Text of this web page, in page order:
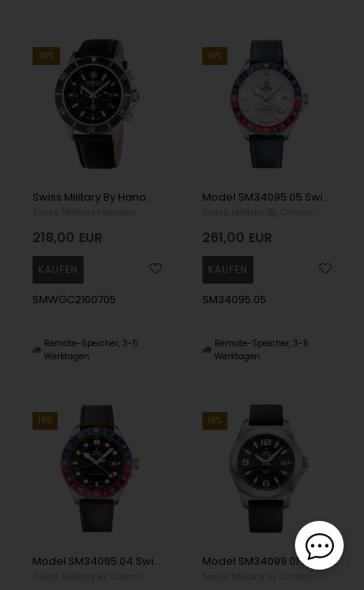
49%
Swiss Military By Hanowa Flagship Chronograph Quarz-Herrenuhr
218,00 EUR
SMWGC2100705
Remote-Speicher, 3-5
Werktagen
19%
Model SM34095.05 Swiss Militay By Chrono Military Pepsi GMT Classic quartz Herren uhr
261,00 EUR
SM34095.05
Remote-Speicher, 3-5
Werktagen
19%
Model SM34095.04 Swiss Militay By Chrono Military Pepsi GMT Classic quartz Herren uhr
19%
Model SM34099.01 Swiss Militay By Chrono Military quartz Herren uhr